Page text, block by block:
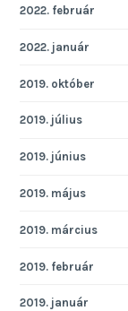
2022. február
2022. január
2019. október
2019. július
2019. június
2019. május
2019. március
2019. február
2019. január